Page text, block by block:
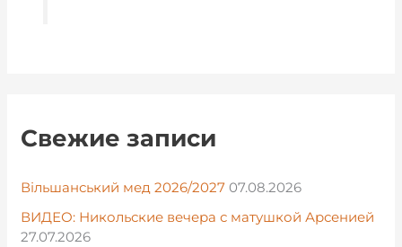
Свежие записи
Вільшанський мед 2026/2027 07.08.2026
ВИДЕО: Никольские вечера с матушкой Арсенией
27.07.2026